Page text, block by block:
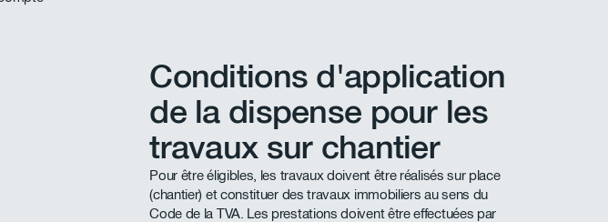
Conditions d'application
de la dispense pour les
travaux sur chantier
Pour être éligibles, les travaux doivent être réalisés sur place
(chantier) et constituer des travaux immobiliers au sens du
Code de la TVA. Les prestations doivent être effectuées par